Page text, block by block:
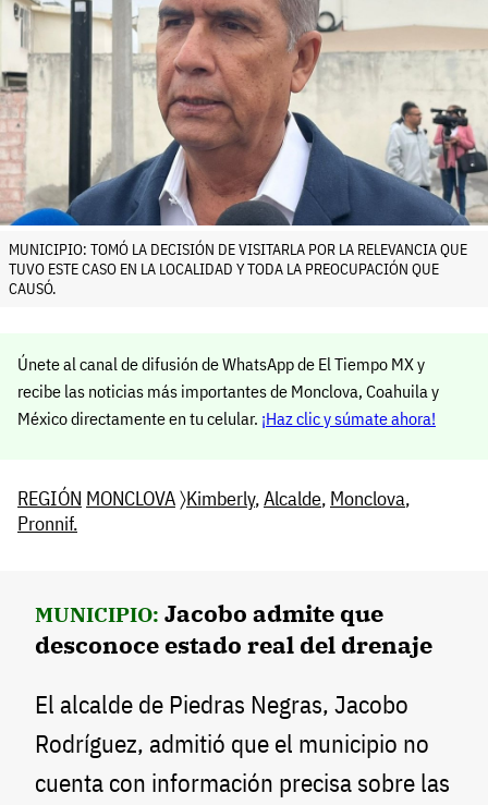
MUNICIPIO: TOMÓ LA DECISIÓN DE VISITARLA POR LA RELEVANCIA QUE
TUVO ESTE CASO EN LA LOCALIDAD Y TODA LA PREOCUPACIÓN QUE
CAUSÓ.
Únete al canal de difusión de WhatsApp de El Tiempo MX y
recibe las noticias más importantes de Monclova, Coahuila y
México directamente en tu celular. ¡Haz clic y súmate ahora!
REGIÓN MONCLOVA〉Kimberly,Alcalde, Monclova,
Pronnif.
MUNICIPIO: Jacobo admite que
desconoce estado real del drenaje
El alcalde de Piedras Negras, Jacobo
Rodríguez, admitió que el municipio no
cuenta con información precisa sobre las